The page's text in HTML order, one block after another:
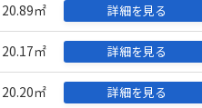
20.89㎡ 詳細を見る
20.17㎡ 詳細を見る
20.20㎡ 詳細を見る